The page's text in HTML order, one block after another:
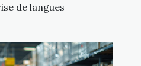
de langues